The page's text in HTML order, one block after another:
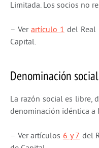
Limitada. Los socios no
– Ver artículo 1 del Real
Capital.
Denominación
La razón social es libre,
denominación idéntica a
– Ver artículos 6 y 7 del